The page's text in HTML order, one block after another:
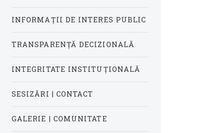
INFORMAȚII DE INTERES PUBLIC
TRANSPARENȚĂ DECIZIONALĂ
INTEGRITATE INSTITUȚIONALĂ
SESIZĂRI | CONTACT
GALERIE | COMUNITATE